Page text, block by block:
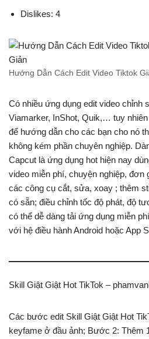
Dislikes: 4
Hướng Dẫn Cách Edit Video Tiktok
Có nhiều ứng dụng edit video chỉnh
Viamarker, InShot, Quik,… tuy
để hướng dẫn cho các bạn cho nó
không kém phần chuyên nghiệp.
Capcut là ứng dụng hot hiện nay
video miễn phí, chuyện nghiệp, đơn
các công cụ cắt, sửa, xoay ; thêm
có sẵn; điều chỉnh tốc độ phát, độ
có thể dễ dàng tải ứng dụng miễn
với hệ điều hành Android hoặc App
Skill Giật Giật Hot TikTok –
Các bước edit Skill Giật Giật Hot
keyfame ở đầu ảnh; Bước 2: Thêm